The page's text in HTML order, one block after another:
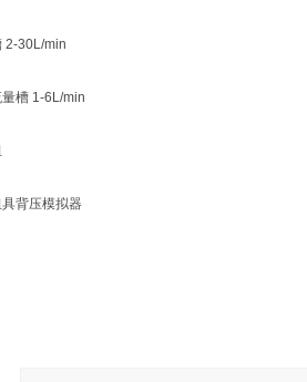
2-30L/min
槽 1-6L/min
背压模拟器